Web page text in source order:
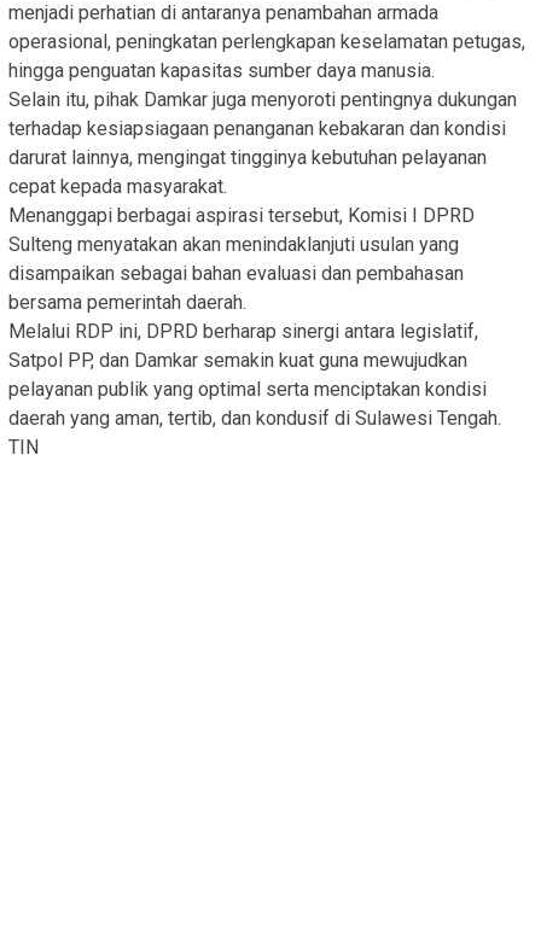
menjadi perhatian di antaranya penambahan armada
operasional, peningkatan perlengkapan keselamatan petugas,
hingga penguatan kapasitas sumber daya manusia.
Selain itu, pihak Damkar juga menyoroti pentingnya dukungan
terhadap kesiapsiagaan penanganan kebakaran dan kondisi
darurat lainnya, mengingat tingginya kebutuhan pelayanan
cepat kepada masyarakat.
Menanggapi berbagai aspirasi tersebut, Komisi I DPRD
Sulteng menyatakan akan menindaklanjuti usulan yang
disampaikan sebagai bahan evaluasi dan pembahasan
bersama pemerintah daerah.
Melalui RDP ini, DPRD berharap sinergi antara legislatif,
Satpol PP, dan Damkar semakin kuat guna mewujudkan
pelayanan publik yang optimal serta menciptakan kondisi
daerah yang aman, tertib, dan kondusif di Sulawesi Tengah.
TIN